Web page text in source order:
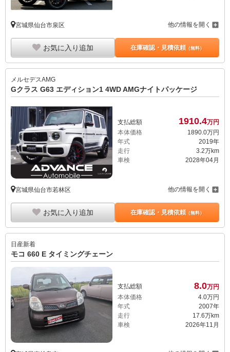
宮城県仙台市泉区 他の情報を開く
お気に入り追加 在庫確認・見積依頼（無料）
メルセデスAMG
Gクラス G63 エディション1 4WD AMGナイトパッケージ
支払総額 1910.4万円
本体価格
1890.0万円
年式
2019年
走行
3.2万km
車検
2028年04月
宮城県仙台市若林区 他の情報を開く
お気に入り追加 在庫確認・見積依頼（無料）
日産新着
モコ 660 E タイミングチェーン
支払総額 8.0万円
本体価格
4. 0万円
年式
2007年
走行
17.6万km
車検
2026年11月